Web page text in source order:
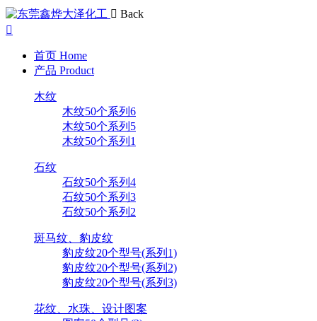
Back
首页 Home
产品 Product
木纹
木纹50个系列6
木纹50个系列5
木纹50个系列1
石纹
石纹50个系列4
石纹50个系列3
石纹50个系列2
斑马纹、豹皮纹
豹皮纹20个型号(系列1)
豹皮纹20个型号(系列2)
豹皮纹20个型号(系列3)
花纹、水珠、设计图案